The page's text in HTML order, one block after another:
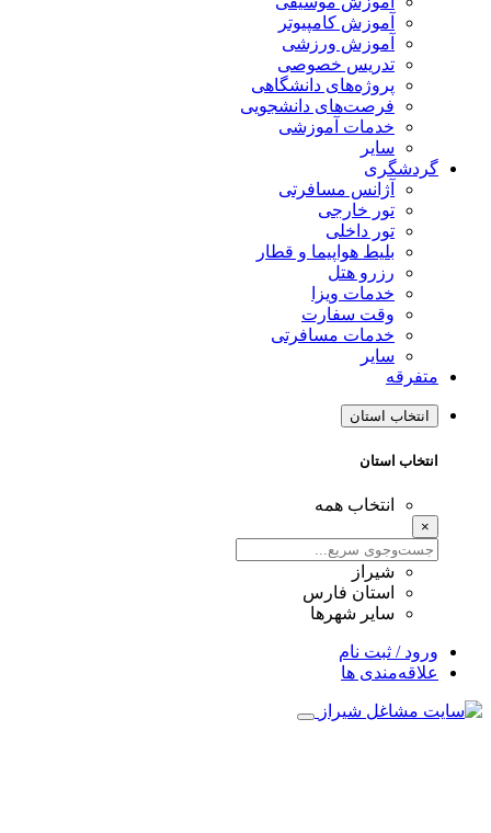
آموزش کامپیوتر
آموزش ورزشی
تدریس خصوصی
پروژه‌های دانشگاهی
فرصت‌های دانشجویی
خدمات آموزشی
سایر
گردشگری
آژانس مسافرتی
تور خارجی
تور داخلی
بلیط هواپیما و قطار
رزرو هتل
خدمات ویزا
وقت سفارت
خدمات مسافرتی
سایر
متفرقه
انتخاب استان
انتخاب استان
انتخاب همه
×
شیراز
استان فارس
سایر شهرها
ورود / ثبت نام
علاقه‌مندی ها